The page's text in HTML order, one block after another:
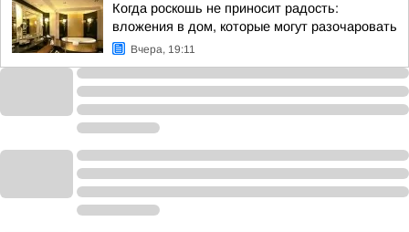
Когда роскошь не приносит радость:
вложения в дом, которые могут разочаровать
Вчера, 19:11